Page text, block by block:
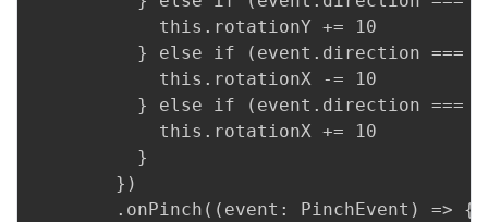
            this.rotationY += 10
} else if (event.direction ===
            this.rotationX -= 10
} else if (event.direction ===
            this.rotationX += 10
          }
        })
        .onPinch((event: PinchEvent) => {